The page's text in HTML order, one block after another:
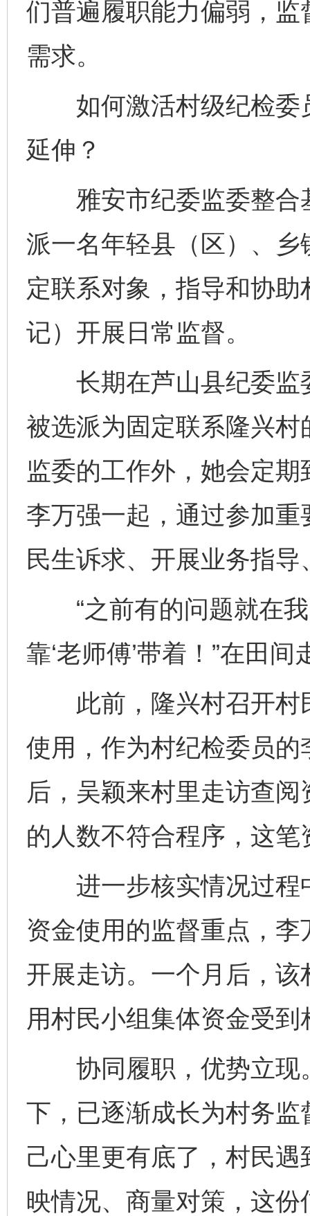
们普遍履职能力偏弱，
需求。
如何激活村级纪检委
延伸？
雅安市纪委监委整合
派一名年轻县（区）、
定联系对象，指导和协
记）开展日常监督。
长期在芦山县纪委监
被选派为固定联系隆兴
监委的工作外，她会定
李万强一起，通过参加
民生诉求、开展业务指
“之前有的问题就在我
靠‘老师傅’带着！”在田
此前，隆兴村召开村
使用，作为村纪检委员
后，吴颖来村里走访查
的人数不符合程序，这
进一步核实情况过程
资金使用的监督重点，
开展走访。一个月后，
用村民小组集体资金受到
协同履职，优势立现
下，已逐渐成长为村务监
己心里更有底了，村民
映情况、商量对策，这